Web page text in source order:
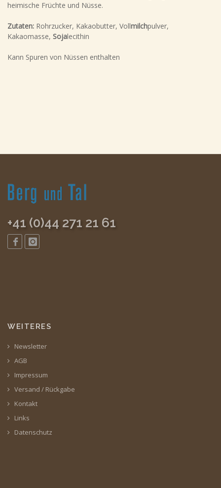
heimische Früchte und Nüsse.
Zutaten: Rohrzucker, Kakaobutter, Vollmilchpulver,
Kakaomasse, Sojalecithin
Kann Spuren von Nüssen enthalten
+41 (0)44 271 21 61
WEITERES
Newsletter
AGB
Impressum
Versand / Rückgabe
Kontakt
Links
Datenschutz